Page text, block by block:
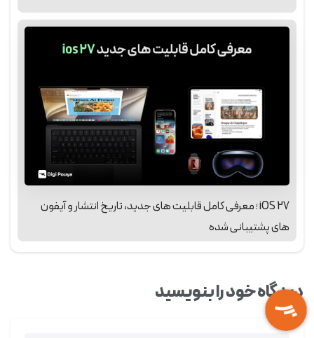
iOS 27 ؛ معرفی کامل قابلیت‌ های جدید، تاریخ انتشار و آیفون‌
های پشتیبانی‌ شده
دیدگاه خود را بنویسید